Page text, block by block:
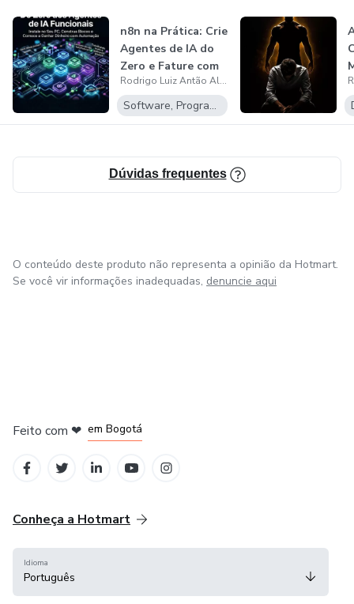
n8n na Prática: Crie
Agentes de IA do
Zero e Fature com
Auto...
Rodrigo Luiz Antão Alves
Software, Programas para baixar
Dúvidas frequentes
O conteúdo deste produto não representa a opinião da Hotmart.
Se você vir informações inadequadas, denuncie aqui
Feito com ❤ em Bogotá
Conheça a Hotmart
Idioma
Português